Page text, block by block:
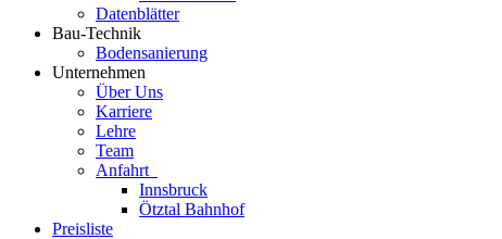
Datenblätter
Bau-Technik
Bodensanierung
Unternehmen
Über Uns
Karriere
Lehre
Team
Anfahrt
Innsbruck
Ötztal Bahnhof
Preisliste